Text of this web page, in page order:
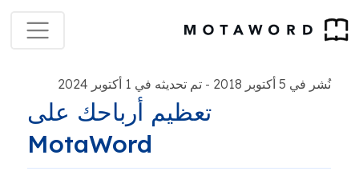
نُشر في 5 أكتوبر 2018 - تم تحديثه في 1 أكتوبر 2024
تعظيم أرباحك على
MotaWord